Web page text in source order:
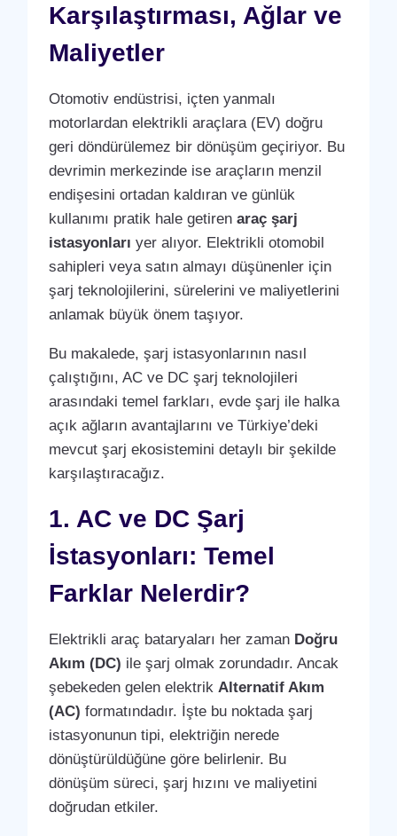
Karşılaştırması, Ağlar ve
Maliyetler
Otomotiv endüstrisi, içten yanmalı
motorlardan elektrikli araçlara (EV) doğru
geri döndürülemez bir dönüşüm geçiriyor. Bu
devrimin merkezinde ise araçların menzil
endişesini ortadan kaldıran ve günlük
kullanımı pratik hale getiren araç şarj
istasyonları yer alıyor. Elektrikli otomobil
sahipleri veya satın almayı düşünenler için
şarj teknolojilerini, sürelerini ve maliyetlerini
anlamak büyük önem taşıyor.
Bu makalede, şarj istasyonlarının nasıl
çalıştığını, AC ve DC şarj teknolojileri
arasındaki temel farkları, evde şarj ile halka
açık ağların avantajlarını ve Türkiye’deki
mevcut şarj ekosistemini detaylı bir şekilde
karşılaştıracağız.
1. AC ve DC Şarj
İstasyonları: Temel
Farklar Nelerdir?
Elektrikli araç bataryaları her zaman Doğru
Akım (DC) ile şarj olmak zorundadır. Ancak
şebekeden gelen elektrik Alternatif Akım
(AC) formatındadır. İşte bu noktada şarj
istasyonunun tipi, elektriğin nerede
dönüştürüldüğüne göre belirlenir. Bu
dönüşüm süreci, şarj hızını ve maliyetini
doğrudan etkiler.